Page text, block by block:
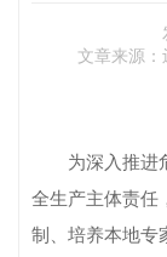
文章来源
为深入推进
全生产主体责任
制、培养本地专